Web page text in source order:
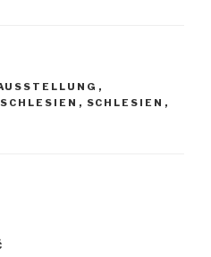
,
, SCHLESIEN ,